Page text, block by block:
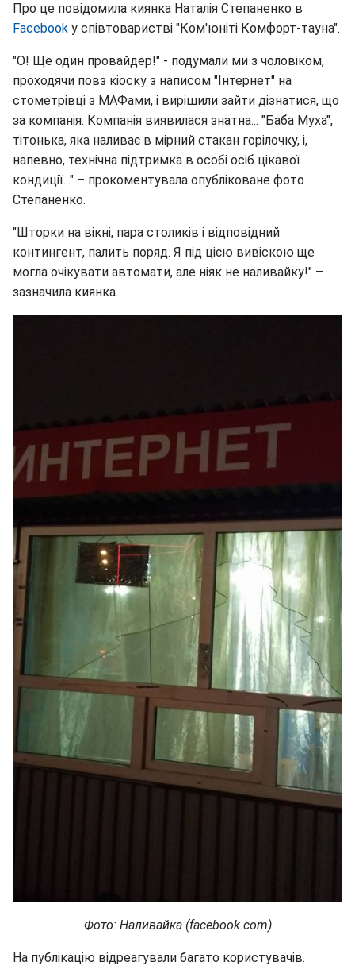
Про це повідомила киянка Наталія Степаненко в
Facebook у співтоваристві "Ком'юніті Комфорт-тауна".
"О! Ще один провайдер!" - подумали ми з чоловіком,
проходячи повз кіоску з написом "Інтернет" на
стометрівці з МАФами, і вирішили зайти дізнатися, що
за компанія. Компанія виявилася знатна... "Баба Муха",
тітонька, яка наливає в мірний стакан горілочку, і,
напевно, технічна підтримка в особі осіб цікавої
кондиції..." – прокоментувала опубліковане фото
Степаненко.
"Шторки на вікні, пара столиків і відповідний
контингент, палить поряд. Я під цією вивіскою ще
могла очікувати автомати, але ніяк не наливайку!" –
зазначила киянка.
Фото: Наливайка (facebook.com)
На публікацію відреагували багато користувачів.